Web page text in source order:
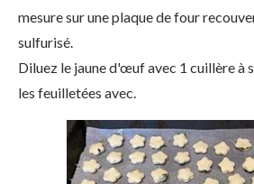
mesure sur une plaque de four
sulfurisé.
Diluez le jaune d'œuf avec 1 cuillère à
les feuilletées avec.